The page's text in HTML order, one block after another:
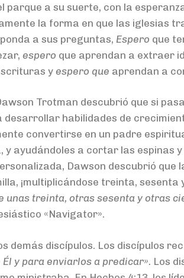
a su suerte, con la
la forma en que las iglesias
a sus preguntas, Espero que
espero que aprendan a extraer
y espero que aprendan a
Trotman descubrió que si
habilidades de
convertirse en un padre
ayudándoles a cortar las espinas
Dawson descubrió que
¡multiplicándose treinta, sesenta
treinta, otras sesenta y otras
«Navigator».
demás discípulos. Los discípulos
y para enviarlos a predicar». Los